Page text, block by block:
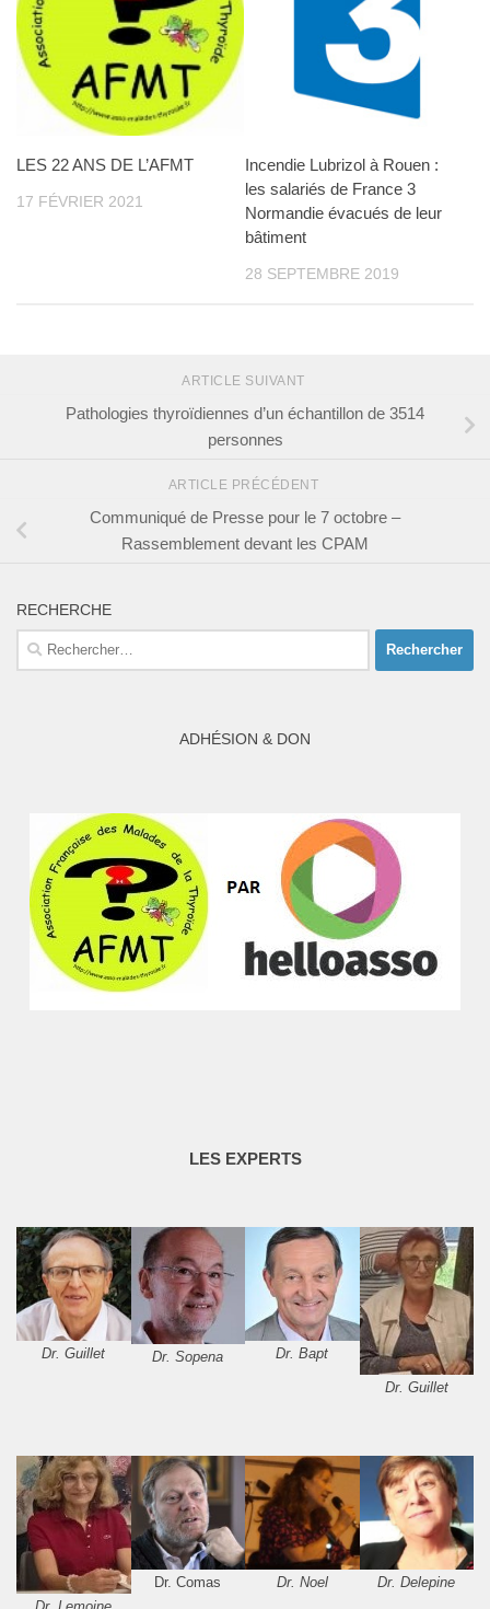
LES 22 ANS DE L’AFMT
17 FÉVRIER 2021
Incendie Lubrizol à Rouen :
les salariés de France 3
Normandie évacués de leur
bâtiment
28 SEPTEMBRE 2019
ARTICLE SUIVANT
Pathologies thyroïdiennes d’un échantillon de 3514
personnes
ARTICLE PRÉCÉDENT
Communiqué de Presse pour le 7 octobre –
Rassemblement devant les CPAM
RECHERCHE
Rechercher :
ADHÉSION & DON
LES EXPERTS
Dr. Guillet Dr. Sopena Dr. Bapt
Dr. Guillet
Dr. Comas Dr. Noel Dr. Delepine